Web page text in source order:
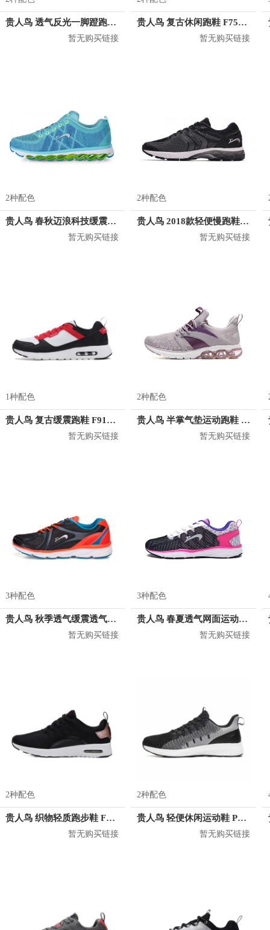
贵人鸟 透气反光一脚蹬跑鞋 P89203
暂无购买链接
贵人鸟 复古休闲跑鞋 F75885
暂无购买链接
2种配色
贵人鸟 春秋迈浪科技缓震防滑功能跑鞋 P66212
暂无购买链接
2种配色
贵人鸟 2018款轻便慢跑鞋 P82225
暂无购买链接
1种配色
贵人鸟 复古缓震跑鞋 F91D11
暂无购买链接
2种配色
贵人鸟 半掌气垫运动跑鞋 P85B38
暂无购买链接
3种配色
贵人鸟 秋季透气缓震透气跑步鞋 E43689
暂无购买链接
3种配色
贵人鸟 春夏透气网面运动休闲跑鞋 P74212
暂无购买链接
2种配色
贵人鸟 织物轻质跑步鞋 F91D46
暂无购买链接
2种配色
贵人鸟 轻便休闲运动鞋 P92B37
暂无购买链接